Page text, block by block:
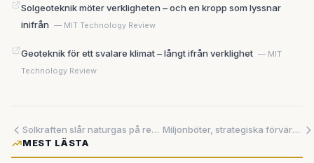
Solgeoteknik möter verkligheten – och en kropp som lyssnar
inifrån — MIT Technology Review
Geoteknik för ett svalare klimat – långt ifrån verklighet — MIT
Technology Review
Solkraften slår naturgas på rekordmånga dagar i Kaliforniens elnät – och det är ingen tillfällighet
Miljonböter, strategiska förvärv och nya plattformar — det är dags att ta fintech på allvar
MEST LÄSTA